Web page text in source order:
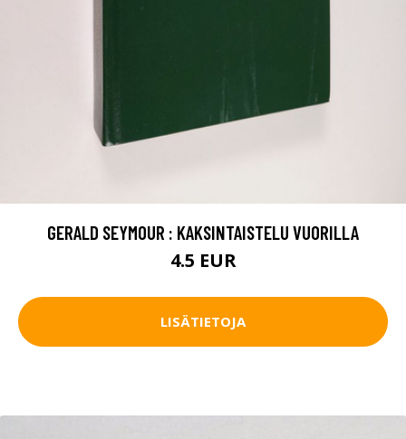
GERALD SEYMOUR : KAKSINTAISTELU VUORILLA
4.5 EUR
LISÄTIETOJA